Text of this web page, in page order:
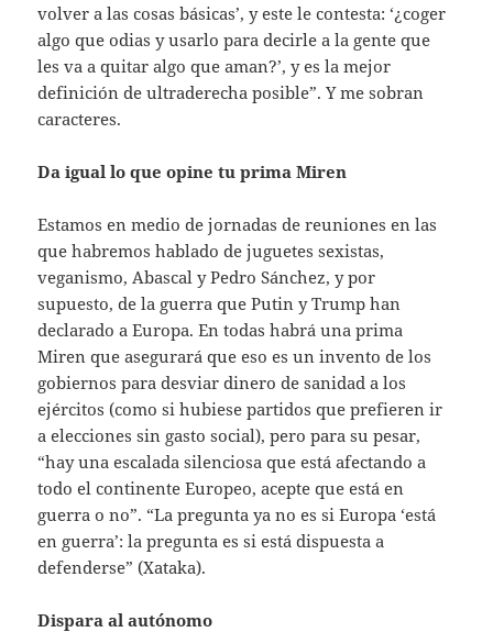
volver a las cosas básicas’, y este le contesta: ‘¿coger
algo que odias y usarlo para decirle a la gente que
les va a quitar algo que aman?’, y es la mejor
definición de ultraderecha posible”. Y me sobran
caracteres.
Da igual lo que opine tu prima Miren
Estamos en medio de jornadas de reuniones en las
que habremos hablado de juguetes sexistas,
veganismo, Abascal y Pedro Sánchez, y por
supuesto, de la guerra que Putin y Trump han
declarado a Europa. En todas habrá una prima
Miren que asegurará que eso es un invento de los
gobiernos para desviar dinero de sanidad a los
ejércitos (como si hubiese partidos que prefieren ir
a elecciones sin gasto social), pero para su pesar,
“hay una escalada silenciosa que está afectando a
todo el continente Europeo, acepte que está en
guerra o no”. “La pregunta ya no es si Europa ‘está
en guerra’: la pregunta es si está dispuesta a
defenderse” (Xataka).
Dispara al autónomo